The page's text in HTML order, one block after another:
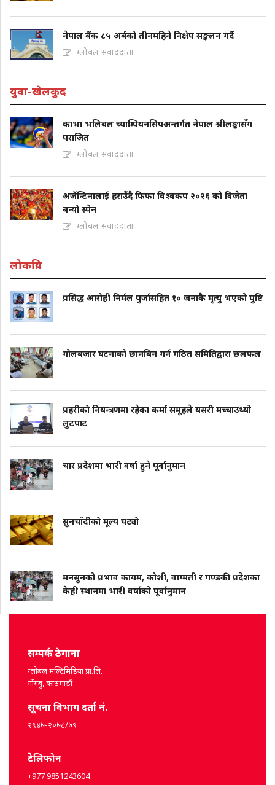
नेपाल बैंक ८५ अर्बको तीनमहिने निक्षेप सङ्कलन गर्दै
ग्लोबल संवाददाता
युवा-खेलकुद
काभा भलिबल च्याम्पियनसिपअन्तर्गत नेपाल श्रीलङ्कासँग
पराजित
ग्लोबल संवाददाता
अर्जेन्टिनालाई हराउँदै फिफा विश्वकप २०२६ को विजेता
बन्यो स्पेन
ग्लोबल संवाददाता
लोकप्रिय
प्रसिद्ध आरोही निर्मल पुर्जासहित १० जनाकै मृत्यु भएको पुष्टि
गोलबजार घटनाको छानबिन गर्न गठित समितिद्वारा छलफल
प्रहरीको नियन्त्रणमा रहेका कर्मा समूहले यसरी मच्चाउथ्यो
लुटपाट
चार प्रदेशमा भारी वर्षा हुने पूर्वानुमान
सुनचाँदीको मूल्य घट्यो
मनसुनको प्रभाव कायम, कोशी, वाग्मती र गण्डकी प्रदेशका
केही स्थानमा भारी वर्षाको पूर्वानुमान
सम्पर्क ठेगाना
ग्लोबल मल्टिमिडिया प्रा.लि.
गोंगबु, काठमाडौं
सूचना विभाग दर्ता नं.
२९४७-२०७८/७९
टेलिफोन
+977 9851243604